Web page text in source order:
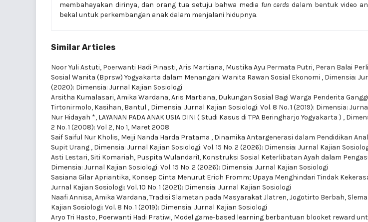
membahayakan dirinya, dan orang tua setuju bahwa media fun cards dalam bentuk video
bekal untuk perkembangan anak dalam menjalani hidupnya.
Similar Articles
Noor Yuli Astuti, Poerwanti Hadi Pinasti, Aris Martiana, Mustika Ayu Permata Putri, Peran Balai
Sosial Wanita (Bprsw) Yogyakarta dalam Menangani Wanita Rawan Sosial Ekonomi , Dimensia:
(2020): Dimensia: Jurnal Kajian Sosiologi
Arsitha Kumalasari, Amika Wardana, Aris Martiana, Dukungan Sosial Bagi Warga Penderita
Tirtonirmolo, Kasihan, Bantul , Dimensia: Jurnal Kajian Sosiologi: Vol. 8 No. 1 (2019): Dimensia:
Nur Hidayah *, LAYANAN PADA ANAK USIA DINI ( Studi Kasus di TPA Beringharjo Yogyakarta ) ,
2 No. 1 (2008): Vol 2, No 1, Maret 2008
Saif Saiful Nur Kholis, Meiji Nanda Harda Pratama , Dinamika Antargenerasi dalam Pendidikan
Supit Urang , Dimensia: Jurnal Kajian Sosiologi: Vol. 15 No. 2 (2026): Dimensia: Jurnal Kajian
Asti Lestari, Siti Komariah, Puspita Wulandari1, Konstruksi Sosial Keterlibatan Ayah dalam
Dimensia: Jurnal Kajian Sosiologi: Vol. 15 No. 2 (2026): Dimensia: Jurnal Kajian Sosiologi
Sasiana Gilar Apriantika, Konsep Cinta Menurut Erich Fromm; Upaya Menghindari Tindak
Jurnal Kajian Sosiologi: Vol. 10 No. 1 (2021): Dimensia: Jurnal Kajian Sosiologi
Naafi Annisa, Amika Wardana,Tradisi Slametan pada Masyarakat Jlatren, Jogotirto Berbah,
Kajian Sosiologi: Vol. 8 No. 1 (2019): Dimensia: Jurnal Kajian Sosiologi
Aryo Tri Hasto, Poerwanti Hadi Pratiwi, Model game-based learning berbantuan blooket reward